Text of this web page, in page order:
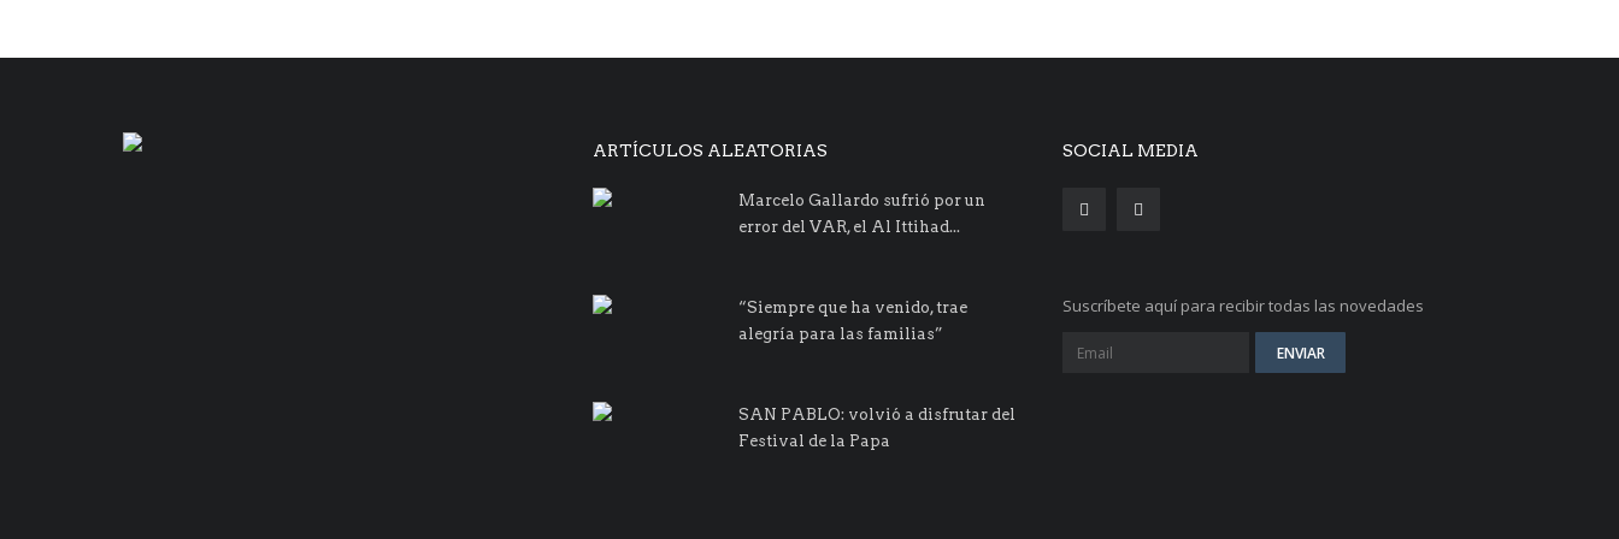
ARTÍCULOS ALEATORIAS
Marcelo Gallardo sufrió por un
error del VAR, el Al Ittihad...
“Siempre que ha venido, trae
alegría para las familias”
SAN PABLO: volvió a disfrutar del
Festival de la Papa
SOCIAL MEDIA
Suscríbete aquí para recibir todas las novedades